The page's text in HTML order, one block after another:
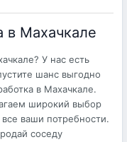
в Махачкале
У нас есть
шанс выгодно
в Махачкале.
широкий выбор
все ваши потребности.
соседу